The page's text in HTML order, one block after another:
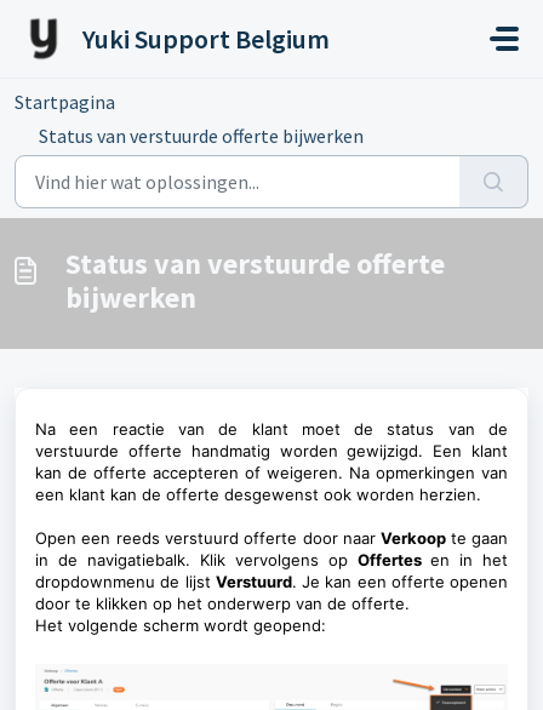
Yuki Support Belgium
Startpagina
Status van verstuurde offerte bijwerken
Status van verstuurde offerte
bijwerken
Na een reactie van de klant moet de status van de
verstuurde offerte handmatig worden gewijzigd. Een klant
kan de offerte accepteren of weigeren. Na opmerkingen van
een klant kan de offerte desgewenst ook worden herzien.
Open een reeds verstuurd offerte door naarVerkoop te gaan
in de navigatiebalk. Klik vervolgens op Offertes en in het
dropdownmenu de lijst Verstuurd. Je kan een offerte openen
door te klikken op het onderwerp van de offerte.
Het volgende scherm wordt geopend: